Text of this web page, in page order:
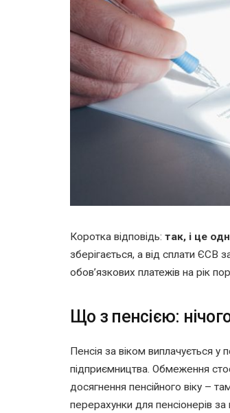
Коротка відповідь: так, і це
зберігається, а від сплати ЄСВ
обов’язкових платежів на рік
Що з пенсією:
Пенсія за віком виплачується у
підприємництва. Обмеження
досягнення пенсійного віку –
перерахунки для пенсіонерів